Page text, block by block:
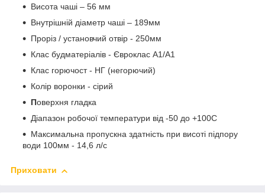
Висота чаші – 56 мм
Внутрішній діаметр чаші – 189мм
Проріз / установчий отвір - 250мм
Клас будматеріалів - Євроклас A1/A1
Клас горючост - НГ (негорючий)
Колір воронки - сірий
Поверхня гладка
Діапазон робочої температури від -50 до +100С
Максимальна пропускна здатність при висоті підпору
води 100мм - 14,6 л/с
Приховати